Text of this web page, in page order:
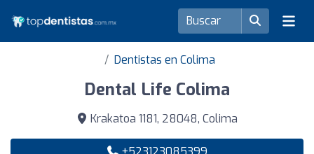
Dentistas en Colima
Dental Life Colima
Krakatoa 1181, 28048, Colima